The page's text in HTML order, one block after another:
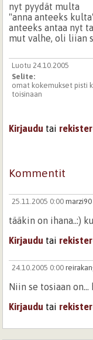
nyt pyydät multa
"anna anteeks
anteeks antaa nyt
mut valhe, oli liian
Luotu 24.10.2005
Selite:
omat kokemukset pisti
toisinaan
Kirjaudu tai
Kommentit
25.11.2005 0:00 marzi90
tääkin on ihana..:)
Kirjaudu tai
24.10.2005 0:00
Niin se tosiaan
Kirjaudu tai